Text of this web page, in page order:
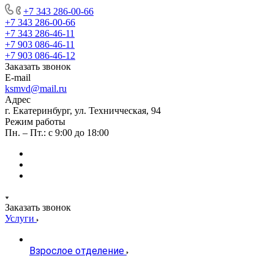
+7 343 286-00-66
+7 343 286-00-66
+7 343 286-46-11
+7 903 086-46-11
+7 903 086-46-12
Заказать звонок
E-mail
ksmvd@mail.ru
Адрес
г. Екатеринбург, ул. Техничческая, 94
Режим работы
Пн. – Пт.: с 9:00 до 18:00
Заказать звонок
Услуги
Взрослое отделение